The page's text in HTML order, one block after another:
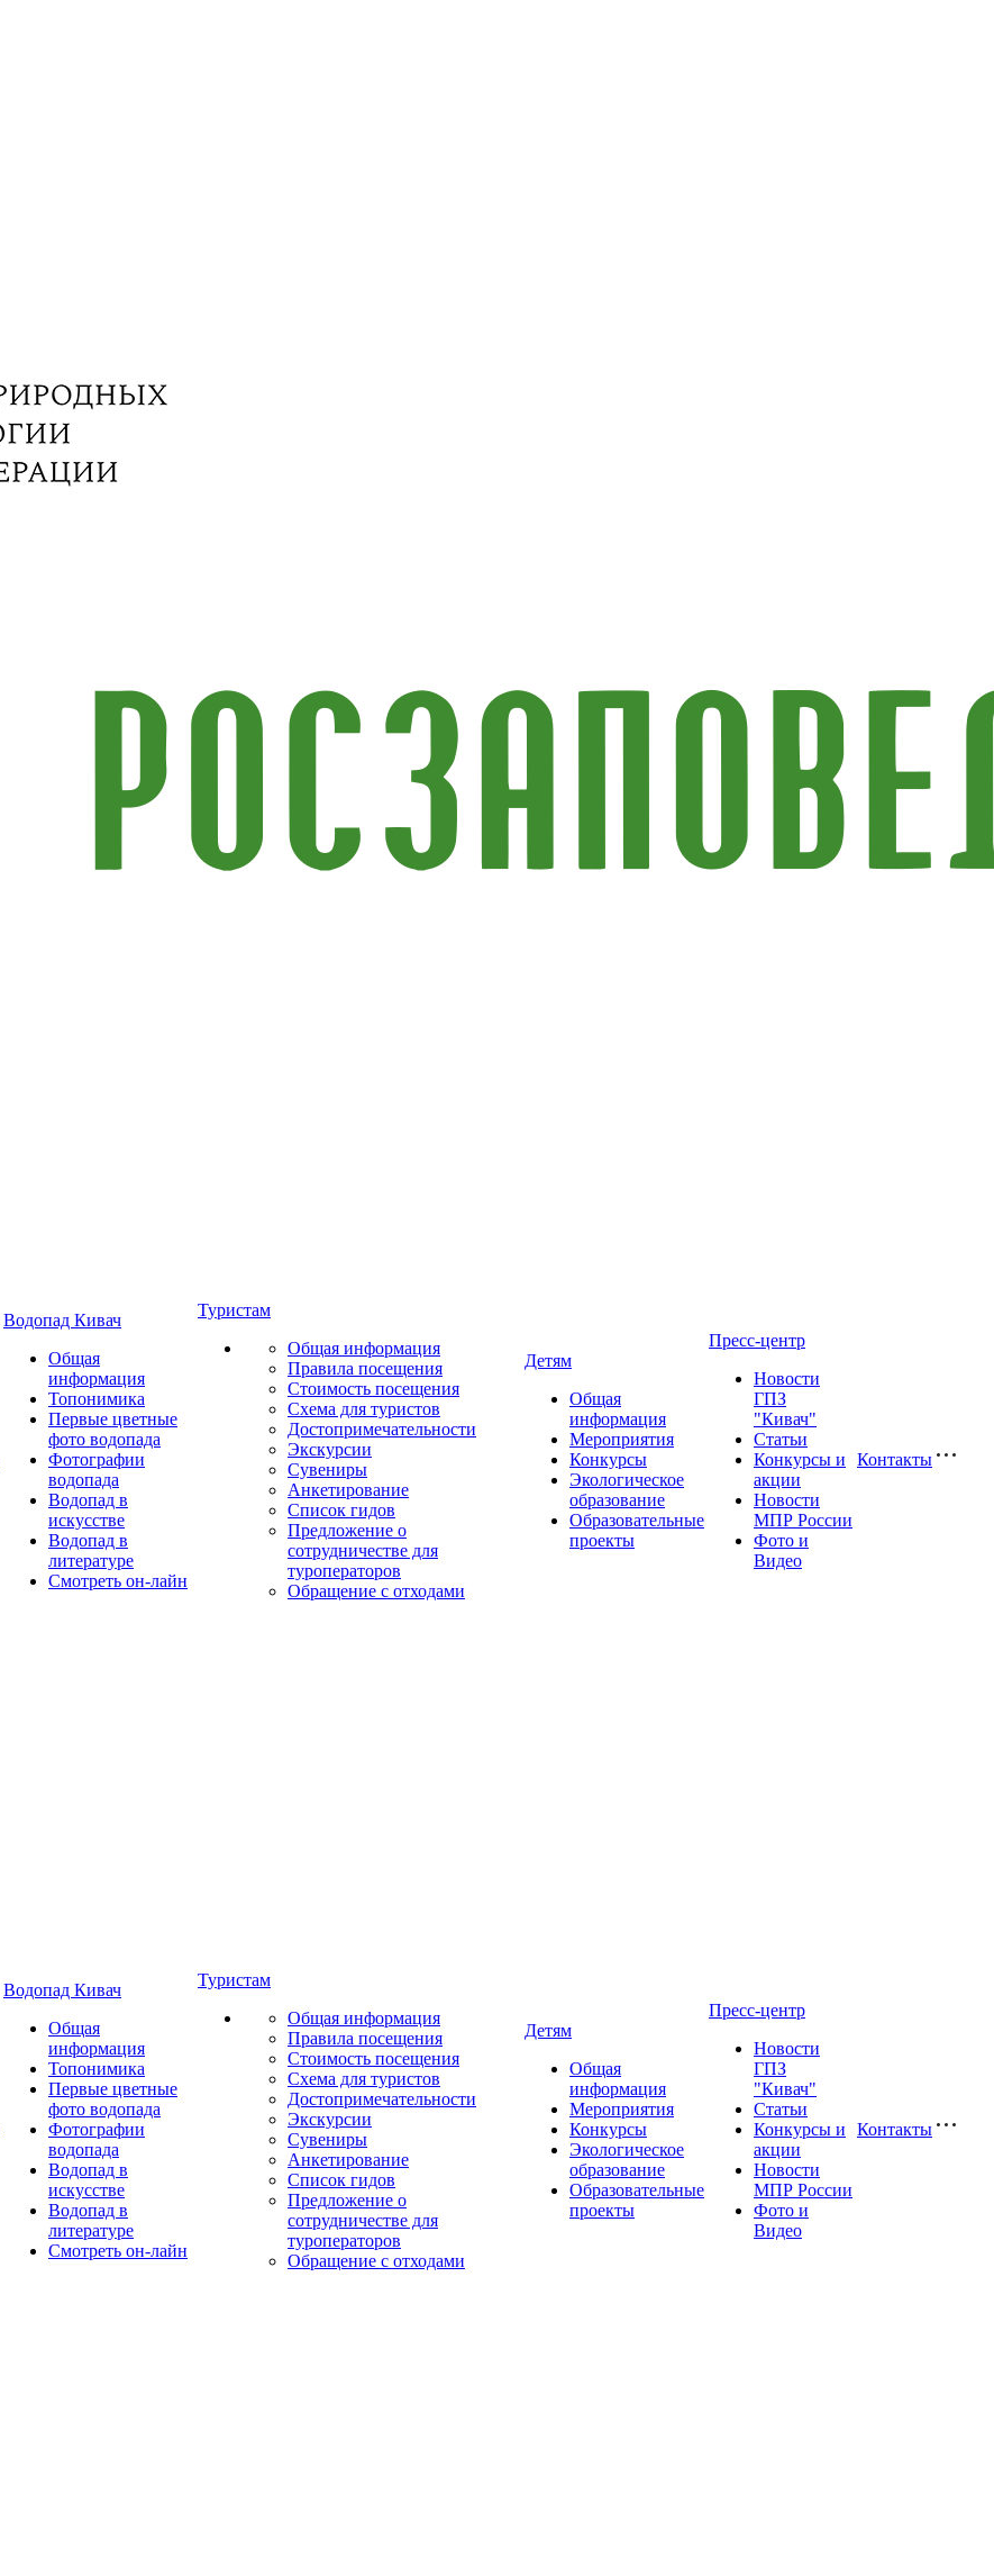
Водопад Кивач
Общая
информация
Топонимика
Первые цветные
фото водопада
Фотографии
водопада
Водопад в
искусстве
Водопад в
литературе
Смотреть он-лайн
Туристам
Общая информация
Правила посещения
Стоимость посещения
Схема для туристов
Достопримечательности
Экскурсии
Сувениры
Анкетирование
Список гидов
Предложение о
сотрудничестве для
туроператоров
Обращение с отходами
Детям
Общая
информация
Мероприятия
Конкурсы
Экологическое
образование
Образовательные
проекты
Пресс-центр
Новости
ГПЗ
"Кивач"
Статьи
Конкурсы и
акции
Новости
МПР России
Фото и
Видео
Контакты
Водопад Кивач
Общая
информация
Топонимика
Первые цветные
фото водопада
Фотографии
водопада
Водопад в
искусстве
Водопад в
литературе
Смотреть он-лайн
Туристам
Общая информация
Правила посещения
Стоимость посещения
Схема для туристов
Достопримечательности
Экскурсии
Сувениры
Анкетирование
Список гидов
Предложение о
сотрудничестве для
туроператоров
Обращение с отходами
Детям
Общая
информация
Мероприятия
Конкурсы
Экологическое
образование
Образовательные
проекты
Пресс-центр
Новости
ГПЗ
"Кивач"
Статьи
Конкурсы и
акции
Новости
МПР России
Фото и
Видео
Контакты